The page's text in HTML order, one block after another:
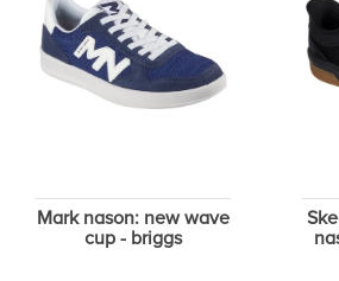
Mark nason: new wave
cup - briggs